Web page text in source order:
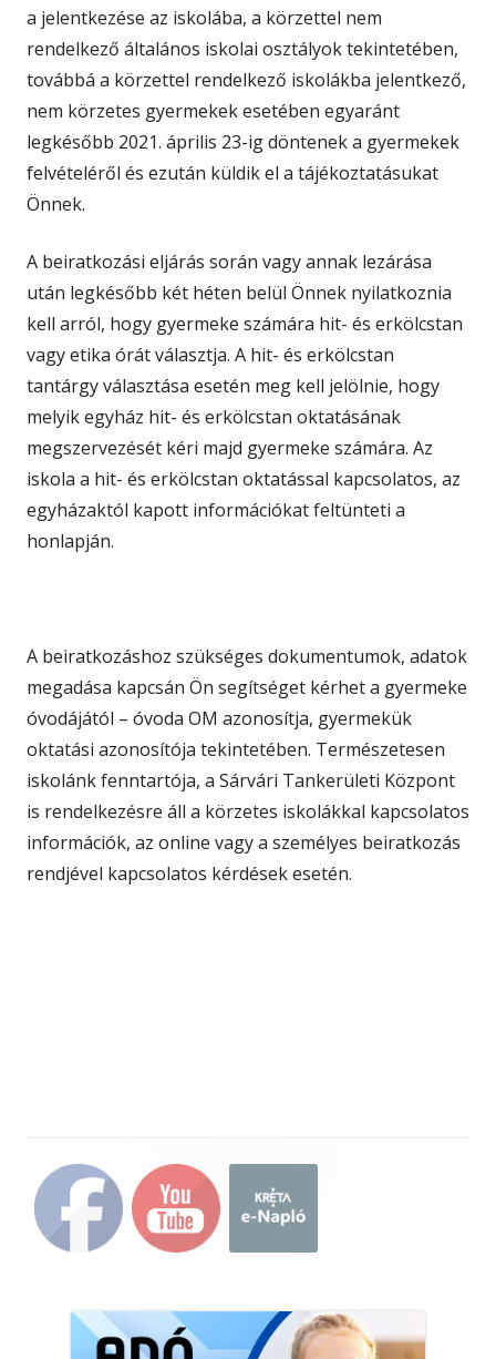
a jelentkezése az iskolába, a körzettel nem
rendelkező általános iskolai osztályok tekintetében,
továbbá a körzettel rendelkező iskolákba jelentkező,
nem körzetes gyermekek esetében egyaránt
legkésőbb 2021. április 23-ig döntenek a gyermekek
felvételéről és ezután küldik el a tájékoztatásukat
Önnek.
A beiratkozási eljárás során vagy annak lezárása
után legkésőbb két héten belül Önnek nyilatkoznia
kell arról, hogy gyermeke számára hit- és erkölcstan
vagy etika órát választja. A hit- és erkölcstan
tantárgy választása esetén meg kell jelölnie, hogy
melyik egyház hit- és erkölcstan oktatásának
megszervezését kéri majd gyermeke számára. Az
iskola a hit- és erkölcstan oktatással kapcsolatos, az
egyházaktól kapott információkat feltünteti a
honlapján.
A beiratkozáshoz szükséges dokumentumok, adatok
megadása kapcsán Ön segítséget kérhet a gyermeke
óvodájától – óvoda OM azonosítja, gyermekük
oktatási azonosítója tekintetében. Természetesen
iskolánk fenntartója, a Sárvári Tankerületi Központ
is rendelkezésre áll a körzetes iskolákkal kapcsolatos
információk, az online vagy a személyes beiratkozás
rendjével kapcsolatos kérdések esetén.
Main
Sidebar